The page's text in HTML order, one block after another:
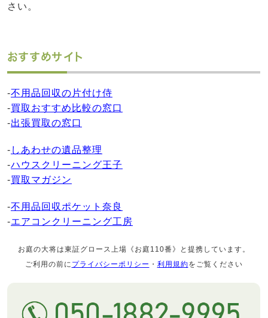
さい。
おすすめサイト
-不用品回収の片付け侍
-買取おすすめ比較の窓口
-出張買取の窓口
- しあわせの遺品整理
-ハウスクリーニング王子
-買取マガジン
-不用品回収ポケット奈良
-エアコンクリーニング工房
お庭の大将は東証グロース上場《お庭110番》と提携しています。
ご利用の前に プライバシーポリシー ・ 利用規約をご覧ください